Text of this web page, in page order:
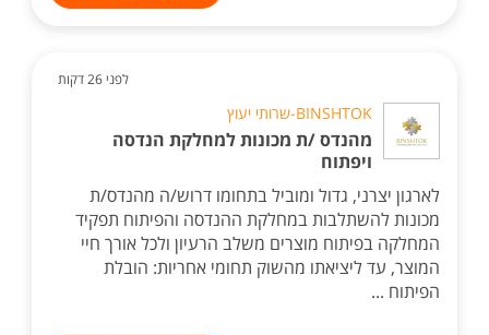
לפני 26 דקות
BINSHTOK-שרותי יעוץ
מהנדס /ת מכונות למחלקת הנדסה
ויפתוח
לארגון יצרני, גדול ומוביל בתחומו דרוש/ה מהנדס/ת
מכונות להשתלבות במחלקת ההנדסה והפיתוח תפקיד
המחלקה בפיתוח מוצרים משלב הרעיון ולכל אורך חיי
המוצר, עד ליציאתו מהשוק תחומי אחריות: הובלת
הפיתוח ...